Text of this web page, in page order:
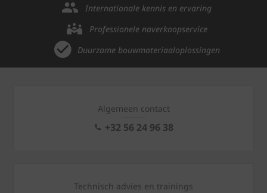
Internationale kennis en ervaring
Professionele naverkoopservice
Duurzame bouwmateriaaloplossingen
Algemeen contact
+32 56 24 96 38
Technisch advies en trainings